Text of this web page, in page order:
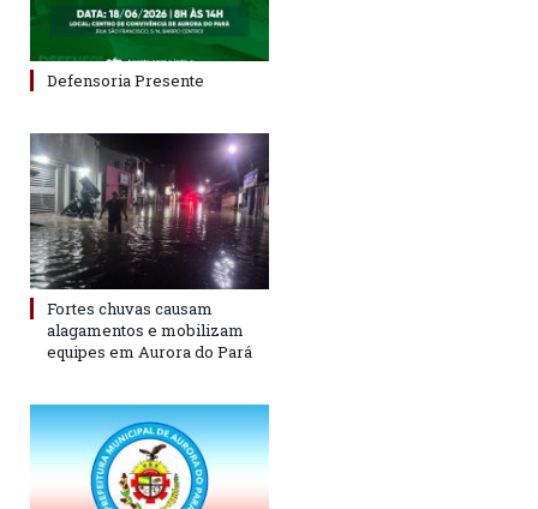
Defensoria Presente
Fortes chuvas causam
alagamentos e mobilizam
equipes em Aurora do Pará